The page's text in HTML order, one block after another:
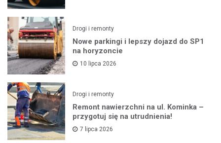
Drogi i remonty
Nowe parkingi i lepszy dojazd do SP1
na horyzoncie
10 lipca 2026
Drogi i remonty
Remont nawierzchni na ul. Kominka –
przygotuj się na utrudnienia!
7 lipca 2026